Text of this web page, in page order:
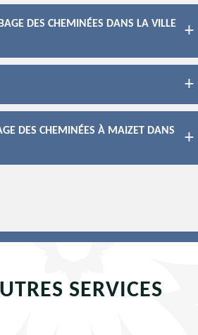
DES CHEMINÉES DANS LA VILLE
DES CHEMINÉES À MAIZET DANS
SERVICES